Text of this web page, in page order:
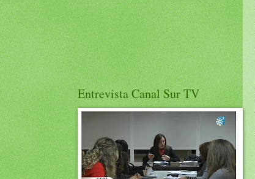
Entrevista Canal Sur TV